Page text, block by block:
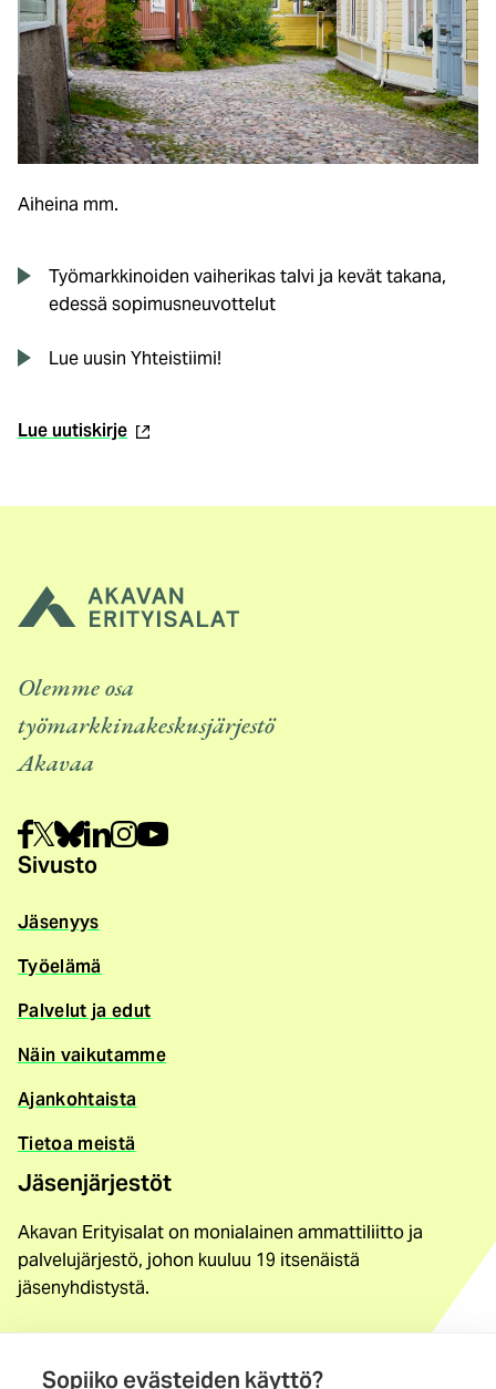
Sopiiko evästeiden käyttö?
Aiheina mm.
Työmarkkinoiden vaiherikas talvi ja kevät takana,
edessä sopimusneuvottelut
Lue uusin Yhteistiimi!
Lue uutiskirje(ulkoinen
Olemme osa
työmarkkinakeskusjärjestö
Akavaa
Sivusto
Jäsenyys
Työelämä
Palvelut ja edut
Näin vaikutamme
Ajankohtaista
Tietoa meistä
Jäsenjärjestöt
Akavan Erityisalat on monialainen ammattiliitto ja
palvelujärjestö, johon kuuluu 19 itsenäistä
jäsenyhdistystä.
Yhteystiedot